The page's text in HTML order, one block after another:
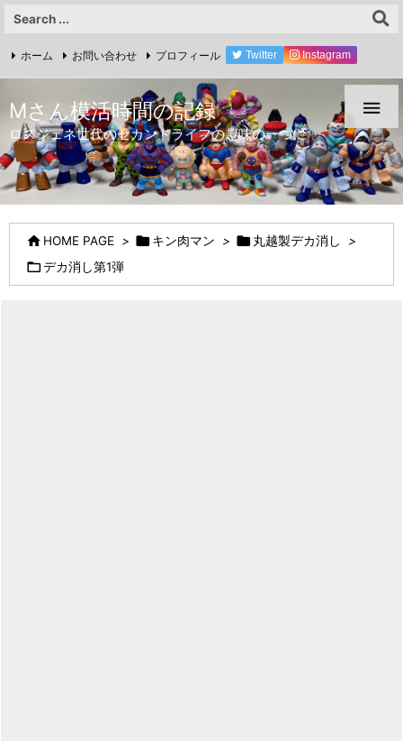

ホーム お問い合わせ プロフィール Twitter Instagram
Mさん模活時間の記録
ロスジェネ世代のセカンドライフの趣味の一つに
 HOME PAGE > キン肉マン > 丸越製デカ消し >
デカ消し第1弾